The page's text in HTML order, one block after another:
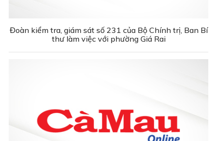
Đoàn kiểm tra, giám sát số 231 của Bộ Chính trị, Ban Bí
thư làm việc với phường Giá Rai